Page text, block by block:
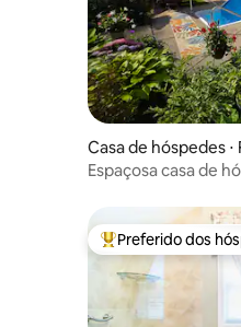
Casa de hóspedes
ville
Espaçosa casa de
Entre os melhores
Preferido dos